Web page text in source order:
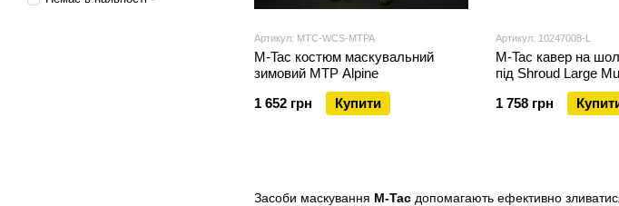
Засоби маскування M-Tac допомагають ефективно
Артикул: MTC-WCS-MTPA
M-Tac костюм маскувальний
зимовий MTP Alpine
1 652 грн
Купити
Артикул: 10247008-L
M-Tac кавер на
під Shroud Large
1 758 грн